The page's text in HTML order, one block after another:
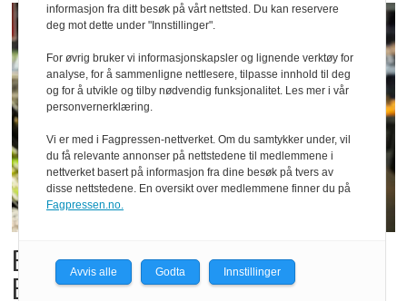
Billigbonanza da Norge slo
Elfenbenkysten
informasjon fra ditt besøk på vårt nettsted. Du kan reservere
deg mot dette under "Innstillinger".
For øvrig bruker vi informasjonskapsler og lignende verktøy for
analyse, for å sammenligne nettlesere, tilpasse innhold til deg
og for å utvikle og tilby nødvendig funksjonalitet. Les mer i vår
personvernerklæring.
Vi er med i Fagpressen-nettverket. Om du samtykker under, vil
du få relevante annonser på nettstedene til medlemmene i
nettverket basert på informasjon fra dine besøk på tvers av
disse nettstedene. En oversikt over medlemmene finner du på
Fagpressen.no.
Avvis alle Godta Innstillinger